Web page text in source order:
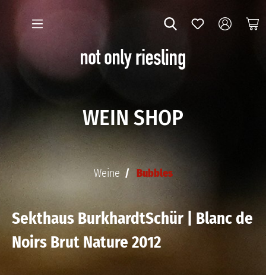
WEIN SHOP
Weine Bubbles
Sekthaus BurkhardtSchür | Blanc de
Noirs Brut Nature 2012